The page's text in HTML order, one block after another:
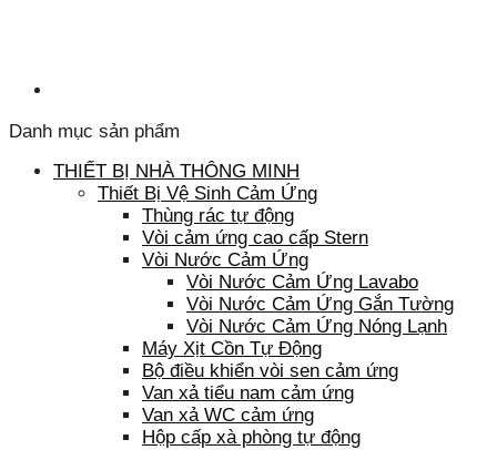
Danh mục sản phẩm
THIẾT BỊ NHÀ THÔNG MINH
Thiết Bị Vệ Sinh Cảm Ứng
Thùng rác tự động
Vòi cảm ứng cao cấp Stern
Vòi Nước Cảm Ứng
Vòi Nước Cảm Ứng Lavabo
Vòi Nước Cảm Ứng Gắn Tường
Vòi Nước Cảm Ứng Nóng Lạnh
Máy Xịt Cồn Tự Động
Bộ điều khiển vòi sen cảm ứng
Van xả tiểu nam cảm ứng
Van xả WC cảm ứng
Hộp cấp xà phòng tự động